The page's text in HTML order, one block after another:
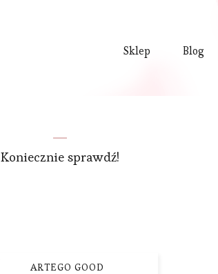
Sklep Blog
Koniecznie sprawdź!
ARTEGO GOOD